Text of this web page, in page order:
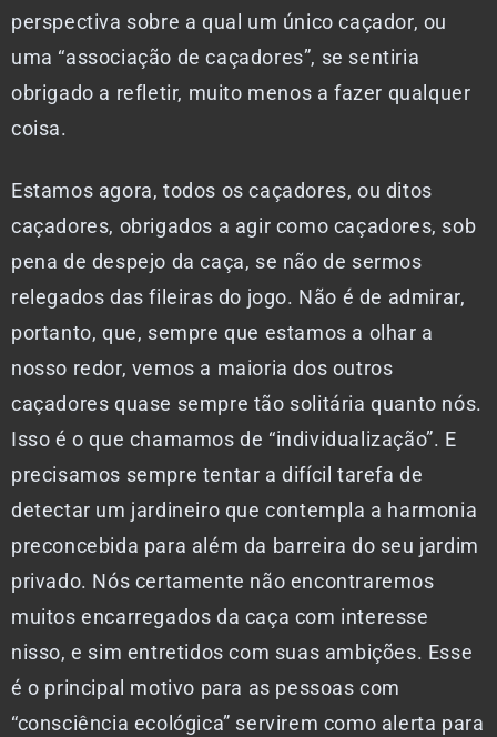
perspectiva sobre a qual um único caçador, ou
uma “associação de caçadores”, se sentiria
obrigado a refletir, muito menos a fazer qualquer
coisa.
Estamos agora, todos os caçadores, ou ditos
caçadores, obrigados a agir como caçadores, sob
pena de despejo da caça, se não de sermos
relegados das fileiras do jogo. Não é de admirar,
portanto, que, sempre que estamos a olhar a
nosso redor, vemos a maioria dos outros
caçadores quase sempre tão solitária quanto nós.
Isso é o que chamamos de “individualização”. E
precisamos sempre tentar a difícil tarefa de
detectar um jardineiro que contempla a harmonia
preconcebida para além da barreira do seu jardim
privado. Nós certamente não encontraremos
muitos encarregados da caça com interesse
nisso, e sim entretidos com suas ambições. Esse
é o principal motivo para as pessoas com
“consciência ecológica” servirem como alerta para